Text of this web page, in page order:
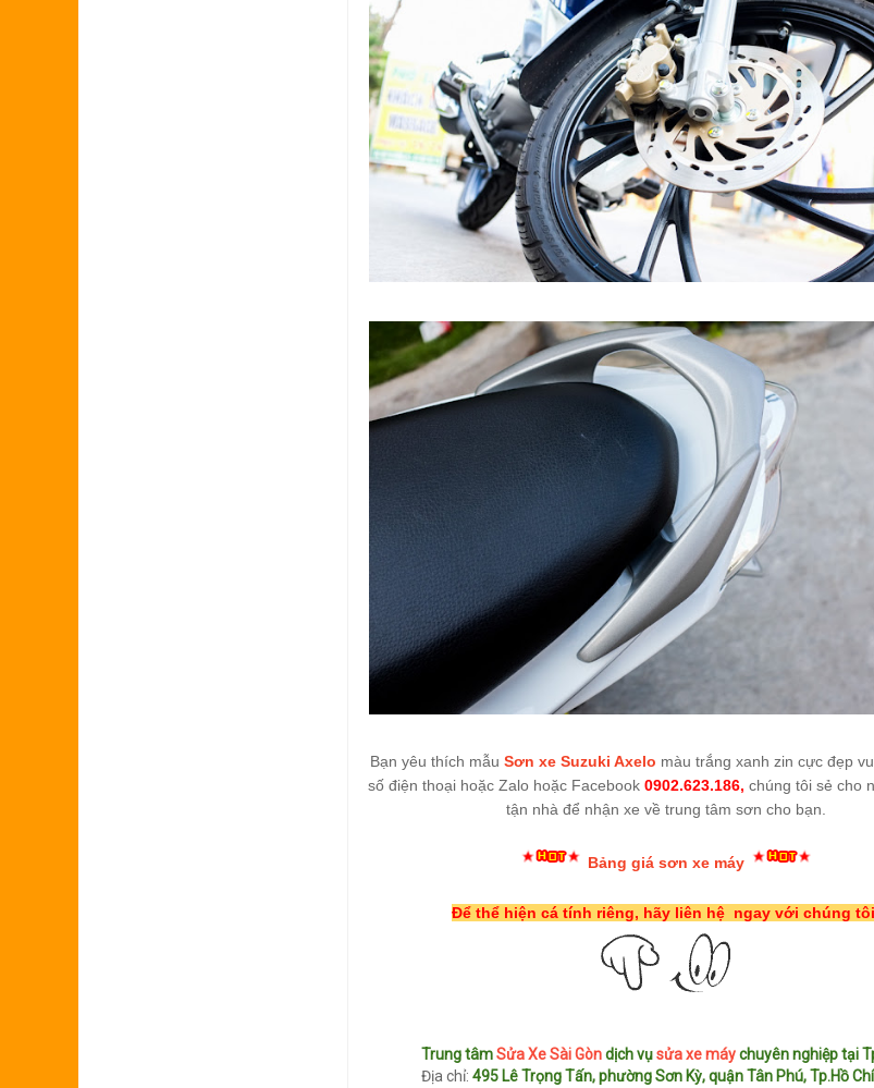
Bạn yêu thích mẫuSơn xe Suzuki Axelo màu trắng xanh zin cực đẹp
số điện thoại hoặc Zalo hoặc Facebook 0902.623.186, chúng tôi sẻ cho
tận nhà để nhận xe về trung tâm sơn cho bạn.
Bảng giá sơn xe máy
Để thể hiện cá tính riêng, hãy liên hệ ngay với chúng
Trung tâmSửa Xe Sài Gòndịch vụsửa xe máychuyên nghiệp tại
Địa chỉ: 495 Lê Trọng Tấn, phường Sơn Kỳ, quận Tân Phú, Tp.Hồ